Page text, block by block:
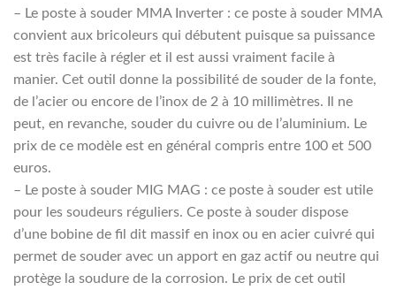
– Le poste à souder MMA Inverter : ce poste à souder MMA
convient aux bricoleurs qui débutent puisque sa puissance
est très facile à régler et il est aussi vraiment facile à
manier. Cet outil donne la possibilité de souder de la fonte,
de l’acier ou encore de l’inox de 2 à 10 millimètres. Il ne
peut, en revanche, souder du cuivre ou de l’aluminium. Le
prix de ce modèle est en général compris entre 100 et 500
euros.
– Le poste à souder MIG MAG : ce poste à souder est utile
pour les soudeurs réguliers. Ce poste à souder dispose
d’une bobine de fil dit massif en inox ou en acier cuivré qui
permet de souder avec un apport en gaz actif ou neutre qui
protège la soudure de la corrosion. Le prix de cet outil